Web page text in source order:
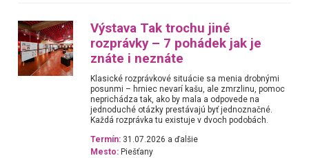
Výstava Tak trochu jiné
rozprávky – 7 pohádek jak je
znáte i neznáte
Klasické rozprávkové situácie sa menia drobnými
posunmi – hrniec nevarí kašu, ale zmrzlinu, pomoc
neprichádza tak, ako by mala a odpovede na
jednoduché otázky prestávajú byť jednoznačné.
Každá rozprávka tu existuje v dvoch podobách.
Termín: 31.07.2026 a ďalšie
Mesto: Piešťany